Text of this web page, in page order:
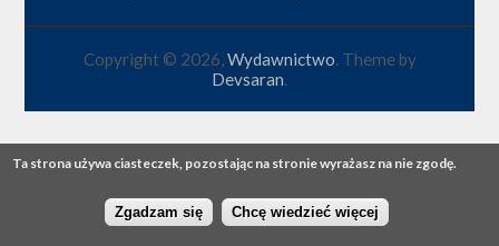
Copyright © 2026,Wydawnictwo. Theme by
Devsaran.
Ta strona używa ciasteczek, pozostając na stronie wyrażasz na nie zgodę.
Zgadzam się Chcę wiedzieć więcej